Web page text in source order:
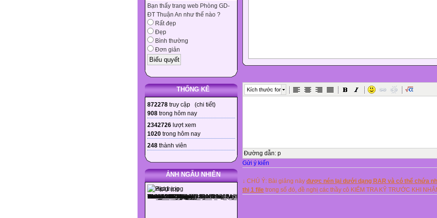
Bạn thấy trang web Phòng GD-
ĐT Thuận An như thế nào ?
Rất đẹp
Đẹp
Bình thường
Đơn giản
THỐNG KÊ
872278 truy cập (chi tiết)
908 trong hôm nay
2342726 lượt xem
1020 trong hôm nay
248 thành viên
ẢNH NGẪU NHIÊN
Kích thước font
Đường dẫn: p
Gửi ý kiến
↓ CHÚ Ý: Bài giảng này được nén lại dưới dạng RAR và có thể chứa
thị 1 file trong số đó, đề nghị các thầy cô KIỂM TRA KỸ TRƯỚC KHI